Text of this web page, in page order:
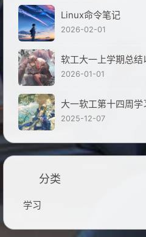
Linux命令笔记
2026-02-01
软工大一上学期总结
2026-01-01
大一软工第十四周学
2025-12-07
分类
学习